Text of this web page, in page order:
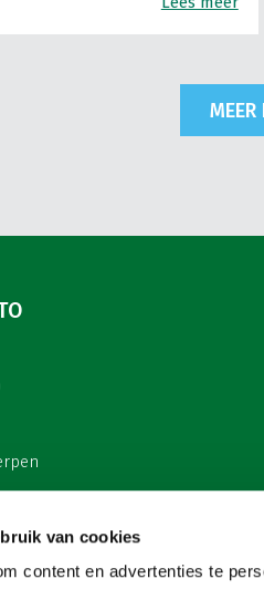
van cookies
content en advertenties te
MEER
privacy